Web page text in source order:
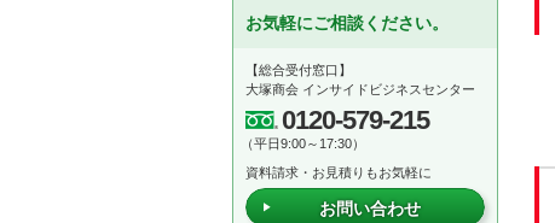
お気軽にご相談ください。
【総合受付窓口】
大塚商会 インサイドビジネスセンター
0120-579-215
（平日9:00～17:30）
資料請求・お見積りもお気軽に
お問い合わせ